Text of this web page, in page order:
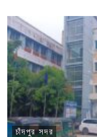
চাঁদপুর সদর